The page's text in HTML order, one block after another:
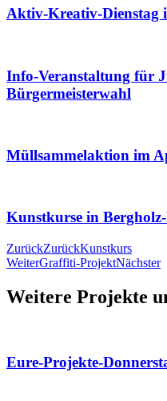
Aktiv-Kreativ-Dienstag
Info-Veranstaltung für
Bürgermeisterwahl
Müllsammelaktion im
Kunstkurse in
ZurückZurückKunstkurs
WeiterGraffiti-ProjektNächster
Weitere Projekte
Eure-Projekte-